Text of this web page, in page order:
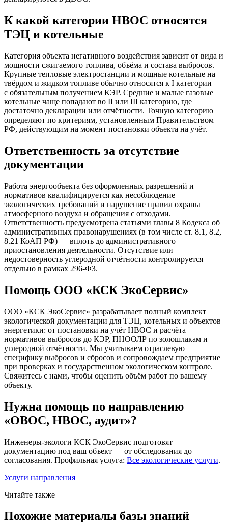
К какой категории НВОС относятся
ТЭЦ и котельные
Категория объекта негативного воздействия зависит от вида и
мощности сжигаемого топлива, объёма и состава выбросов.
Крупные тепловые электростанции и мощные котельные на
твёрдом и жидком топливе обычно относятся к I категории —
с обязательным получением КЭР. Средние и малые газовые
котельные чаще попадают во II или III категорию, где
достаточно декларации или отчётности. Точную категорию
определяют по критериям, установленным Правительством
РФ, действующим на момент постановки объекта на учёт.
Ответственность за отсутствие
документации
Работа энергообъекта без оформленных разрешений и
нормативов квалифицируется как несоблюдение
экологических требований и нарушение правил охраны
атмосферного воздуха и обращения с отходами.
Ответственность предусмотрена статьями главы 8 Кодекса об
административных правонарушениях (в том числе ст. 8.1, 8.2,
8.21 КоАП РФ) — вплоть до административного
приостановления деятельности. Отсутствие или
недостоверность углеродной отчётности контролируется
отдельно в рамках 296-ФЗ.
Помощь ООО «КСК ЭкоСервис»
ООО «КСК ЭкоСервис» разрабатывает полный комплект
экологической документации для ТЭЦ, котельных и объектов
энергетики: от постановки на учёт НВОС и расчёта
нормативов выбросов до КЭР, ПНООЛР по золошлакам и
углеродной отчётности. Мы учитываем отраслевую
специфику выбросов и сбросов и сопровождаем предприятие
при проверках и государственном экологическом контроле.
Свяжитесь с нами, чтобы оценить объём работ по вашему
объекту.
Нужна помощь по направлению
«ОВОС, НВОС, аудит»?
Инженеры-экологи КСК ЭкоСервис подготовят
документацию под ваш объект — от обследования до
согласования. Профильная услуга: Все экологические услуги.
Услуги направления
Читайте также
Похожие материалы базы знаний